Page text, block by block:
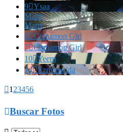
9Ysaa
Marrr
Marrr
6Cinnamon Girl
7Cinnamon Girl
10Yeem
14Ezmeraalda
1 23456
Buscar Fotos